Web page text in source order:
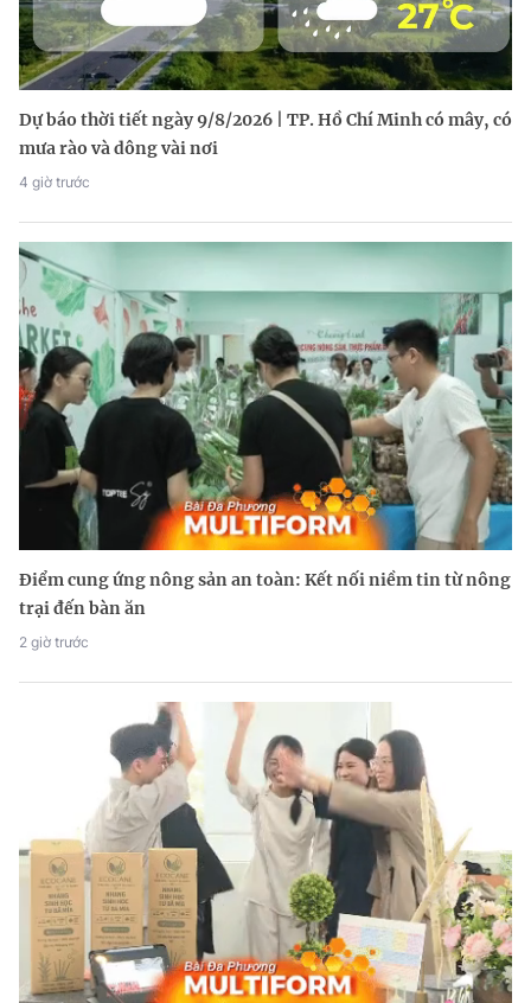
Dự báo thời tiết ngày 9/8/2026 | TP. Hồ Chí Minh có mây, có
mưa rào và dông vài nơi
4 giờ trước
Điểm cung ứng nông sản an toàn: Kết nối niềm tin từ nông
trại đến bàn ăn
2 giờ trước